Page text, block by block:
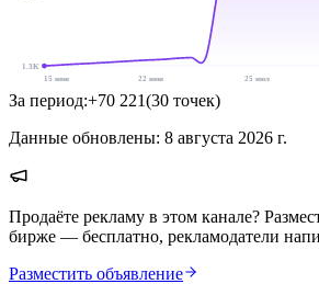
1.3K
15 июн
22 июн 25 июл
За период:+70 221(30 точек)
Данные обновлены: 8 августа 2026 г.
Продаёте рекламу в этом канале?
бирже — бесплатно, рекламодатели
Разместить объявление